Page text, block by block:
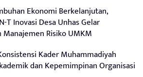
Ekonomi Berkelanjutan,
T Inovasi Desa Unhas Gelar
Manajemen Risiko UMKM
Kader Muhammadiyah
dan Kepemimpinan Organisasi